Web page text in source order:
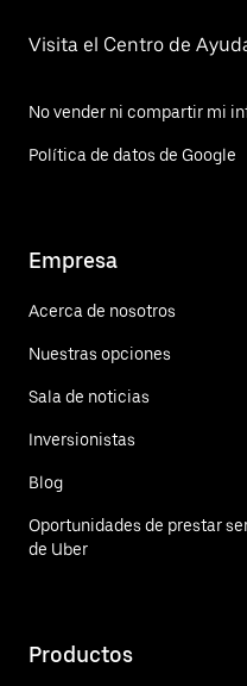
Visita el Centro de
No vender ni compartir mi
Política de datos de Google
Empresa
Acerca de nosotros
Nuestras opciones
Sala de noticias
Inversionistas
Blog
Oportunidades de prestar
de Uber
Productos